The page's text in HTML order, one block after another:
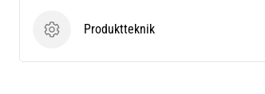
ProduktteknikProduktteknik